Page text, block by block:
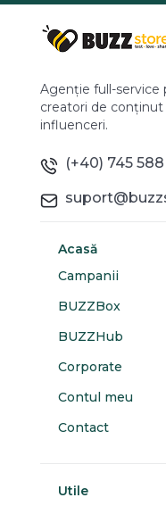
Agenție full-service
creatori de conținut
influenceri.
(+40) 745
Acasă
Campanii
BUZZBox
BUZZHub
Corporate
Contul meu
Contact
Utile